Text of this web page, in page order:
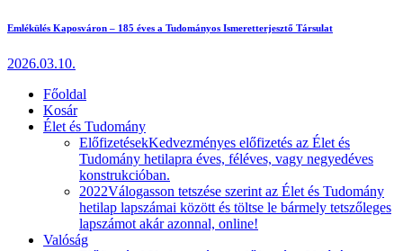
Emlékülés Kaposváron – 185 éves a Tudományos Ismeretterjesztő Társulat
2026.03.10.
Főoldal
Kosár
Élet és Tudomány
ElőfizetésekKedvezményes előfizetés az Élet és
Tudomány hetilapra éves, féléves, vagy negyedéves
konstrukcióban.
2022Válogasson tetszése szerint az Élet és Tudomány
hetilap lapszámai között és töltse le bármely tetszőleges
lapszámot akár azonnal, online!
Valóság